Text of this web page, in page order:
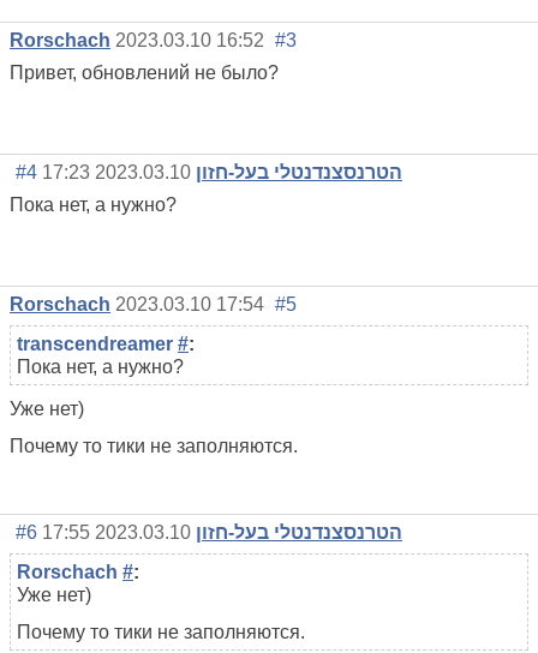
Rorschach 2023.03.10 16:52 #3
Привет, обновлений не было?
הטרנסצנדנטלי בעל-חזון 2023.03.10 17:23
#4
Пока нет, а нужно?
Rorschach 2023.03.10 17:54 #5
transcendreamer #:
Пока нет, а нужно?
Уже нет)
Почему то тики не заполняются.
הטרנסצנדנטלי בעל-חזון 2023.03.10 17:55
#6
Rorschach #:
Уже нет)
Почему то тики не заполняются.